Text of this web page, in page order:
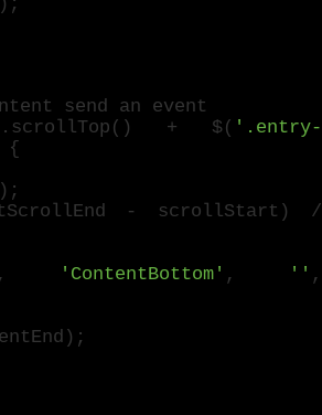
send an event
+ $( '.entry-
{
- scrollStart) /
, 'ContentBottom' , '' ,